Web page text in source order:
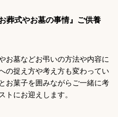
葬式やお墓の事情』ご供養
お墓などお弔いの方法や内容に
の捉え方や考え方も変わってい
お菓子を囲みながらご一緒に考
トにお迎えします。